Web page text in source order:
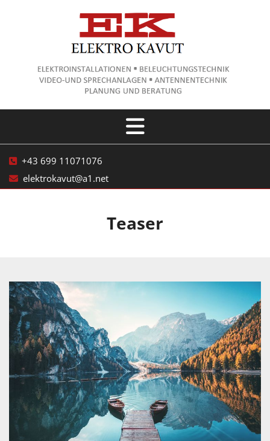
 +43 699 11071076
 elektrokavut@a1.net
Teaser